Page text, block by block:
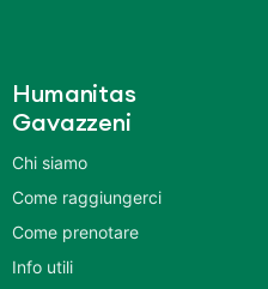
Humanitas
Gavazzeni
Chi siamo
Come raggiungerci
Come prenotare
Info utili